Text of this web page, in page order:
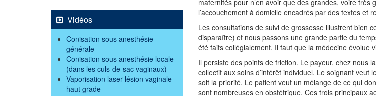
maternités pour n’en avoir que des grandes, voire
l’accouchement à domicile encadrés par des textes et
Les consultations de suivi de grossesse illustrent bien
disparaître) et nous passons une grande partie du
été faits collégialement. Il faut que la médecine évolue
Il persiste des points de friction. Le payeur, chez nous
collectif aux soins d’intérêt individuel. Le soignant
soit la priorité. Le patient veut un mélange de ce qui
sont nombreuses en obstétrique. Ces trois principaux
Vidéos
Conisation sous anesthésie
générale
Conisation sous anesthésie locale
(dans les culs-de-sac vaginaux)
Vaporisation laser lésion vaginale
haut grade